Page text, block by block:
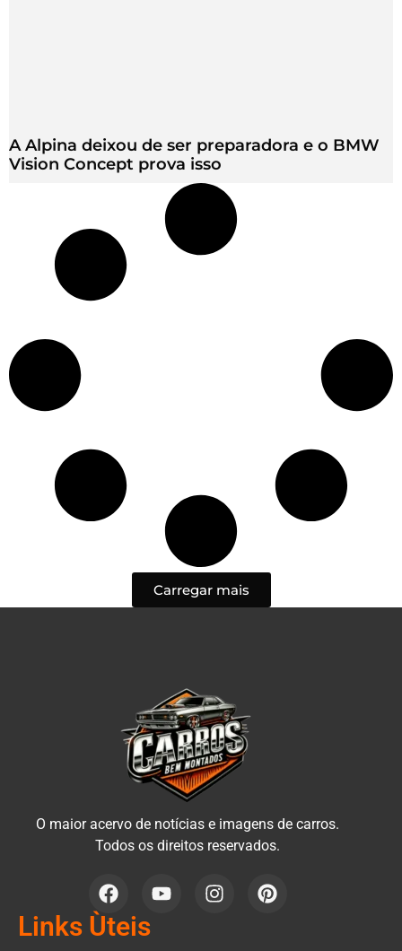
A Alpina deixou de ser preparadora e o BMW
Vision Concept prova isso
Carregar mais
O maior acervo de notícias e imagens de carros.
Todos os direitos reservados.
Links Ùteis